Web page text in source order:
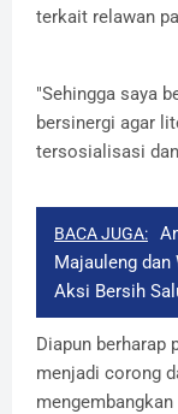
terkait relawan
"Sehingga saya
bersinergi agar
tersosialisasi
BACA JUGA:
Majauleng dan
Aksi Bersih
Diapun berharap
menjadi corong